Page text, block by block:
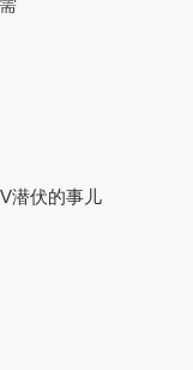
潜伏的事儿